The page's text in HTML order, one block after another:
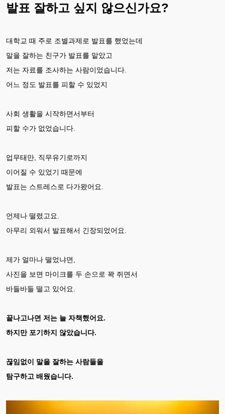
발표 잘하고 싶지 않으신가요?
대학교 때 주로 조별과제로 발표를 했었는데
말을 잘하는 친구가 발표를 맡았고
저는 자료를 조사하는 사람이었습니다.
어느 정도 발표를 피할 수 있었지
사회 생활을 시작하면서부터
피할 수가 없었습니다.
업무태만, 직무유기로까지
이어질 수 있었기 때문에
발표는 스트레스로 다가왔어요.
언제나 떨렸고요.
아무리 외워서 발표해서 긴장되었어요.
제가 얼마나 떨었냐면,
사진을 보면 마이크를 두 손으로 꽉 쥐면서
바들바들 떨고 있어요.
끝나고나면 저는 늘 자책했어요.
하지만 포기하지 않았습니다.
끊임없이 말을 잘하는 사람들을
탐구하고 배웠습니다.